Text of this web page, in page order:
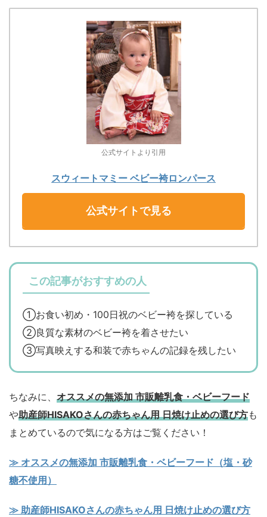
公式サイトより引用
スウィートマミー ベビー袴ロンパース
公式サイトで見る
この記事がおすすめの人
①お食い初め・100日祝のベビー袴を探している
②良質な素材のベビー袴を着させたい
③写真映えする和装で赤ちゃんの記録を残したい
ちなみに、 オススメの無添加 市販離乳食・ベビーフード
や助産師HISAKOさんの赤ちゃん用 日焼け止めの選び方も
まとめているので気になる方はご覧ください！
≫ オススメの無添加 市販離乳食・ベビーフード（塩・砂
糖不使用）
≫ 助産師HISAKOさんの赤ちゃん用 日焼け止めの選び方